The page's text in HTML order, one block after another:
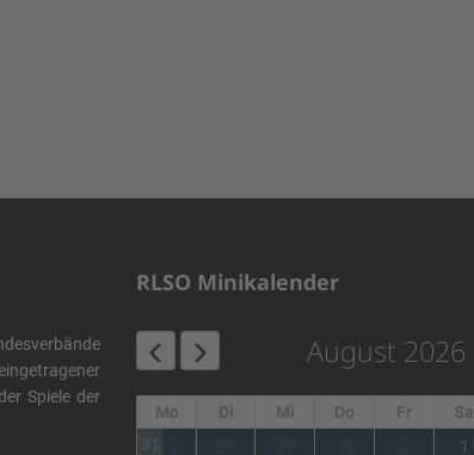
Spiele der
RLSO Minikalender
August 2026
Mo Di Mi Do Fr Sa
31
1